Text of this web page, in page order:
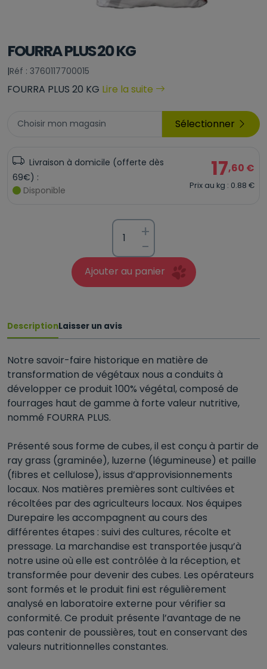
FOURRA PLUS 20 KG
|Réf : 3760117700015
FOURRA PLUS 20 KG Lire la suite
Choisir mon magasin Sélectionner
Livraison à domicile (offerte dès
69€) :
Disponible
17,60 €
Prix au kg : 0.88 €
+
-
Ajouter au panier
DescriptionLaisser un avis
Notre savoir-faire historique en matière de
transformation de végétaux nous a conduits à
développer ce produit 100% végétal, composé de
fourrages haut de gamme à forte valeur nutritive,
nommé FOURRA PLUS.
Présenté sous forme de cubes, il est conçu à partir de
ray grass (graminée), luzerne (légumineuse) et paille
(fibres et cellulose), issus d’approvisionnements
locaux. Nos matières premières sont cultivées et
récoltées par des agriculteurs locaux. Nos équipes
Durepaire les accompagnent au cours des
différentes étapes : suivi des cultures, récolte et
pressage. La marchandise est transportée jusqu’à
notre usine où elle est contrôlée à la réception, et
transformée pour devenir des cubes. Les opérateurs
sont formés et le produit fini est régulièrement
analysé en laboratoire externe pour vérifier sa
conformité. Ce produit présente l’avantage de ne
pas contenir de poussières, tout en conservant des
valeurs nutritionnelles constantes.